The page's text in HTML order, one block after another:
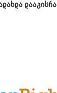
დააკისრა